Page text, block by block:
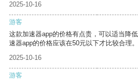
2025-10-16
游客
这款加速器app的价格有点贵，可以适当降
速器app的价格应该在50元以下才比较合理。
2025-10-16
游客